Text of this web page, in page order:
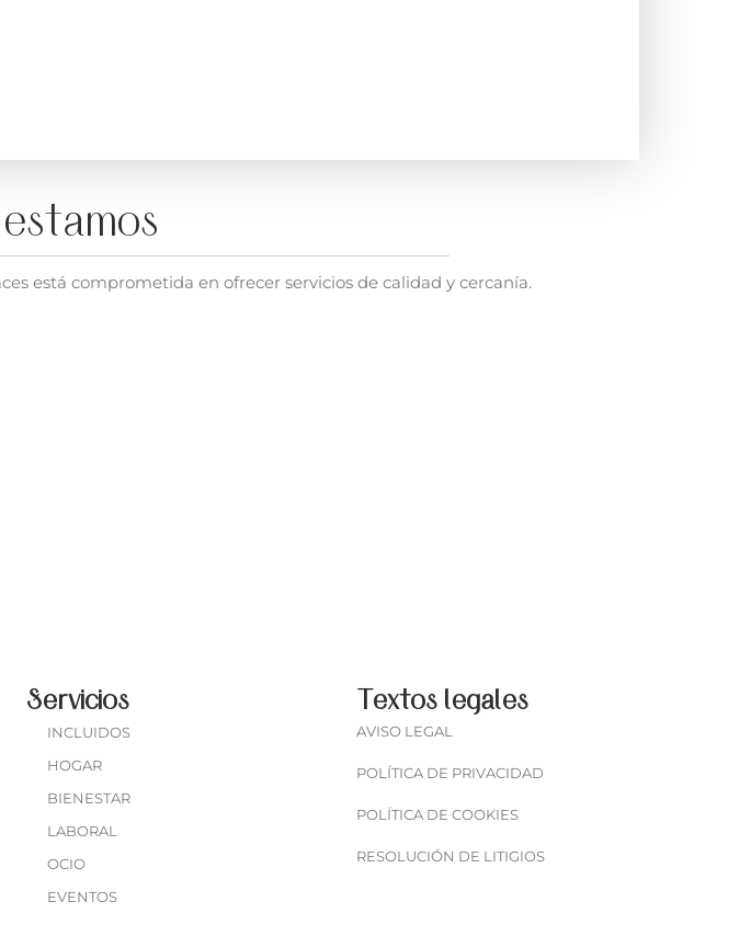
está comprometida en ofrecer servicios de calidad y cercanía.
Servicios
INCLUIDOS
HOGAR
BIENESTAR
LABORAL
OCIO
EVENTOS
Textos legales
AVISO LEGAL
POLÍTICA DE PRIVACIDAD
POLÍTICA DE COOKIES
RESOLUCIÓN DE LITIGIOS